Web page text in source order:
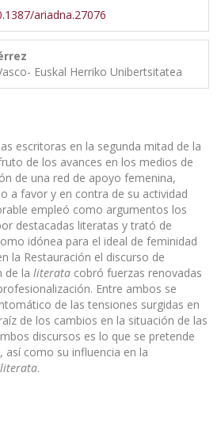
ariadna.27076
Euskal Herriko Unibertsitatea
escritoras en la segunda mitad de la
de los avances en los medios de
de una red de apoyo femenina,
a favor y en contra de su actividad
empleó como argumentos los
destacadas literatas y trató de
idónea para el ideal de feminidad
la Restauración el discurso de
de la literata cobró fuerzas renovadas
Entre ambos se
de las tensiones surgidas en
de los cambios en la situación de las
discursos es lo que se pretende
así como su influencia en la
literata.